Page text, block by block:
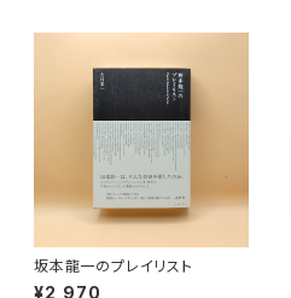
坂本龍一のプレイリスト
¥2,970